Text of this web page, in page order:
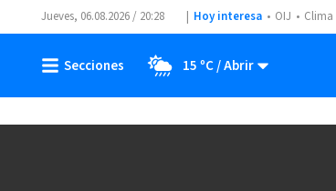
Jueves, 06.08.2026 / 20:28 Hoy interesa OIJ Clima
15 ºC